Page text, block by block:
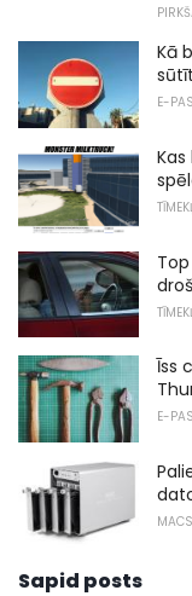
Kā
E-
Īss
E-
MACS
Sapid posts